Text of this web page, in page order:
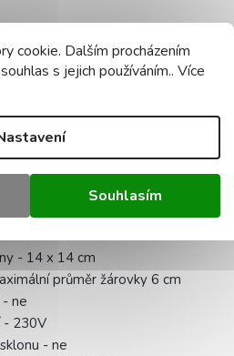
cookie. Dalším procházením
s jejich používáním.. Více
Souhlasím
vyvrtané otvory, abyste ji
základům. Svítidlo
zem pomocí kovových
kov, plast, sklo
- 14 x 14 cm
průměr žárovky 6 cm
ne
- 230V
- ne